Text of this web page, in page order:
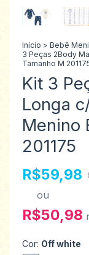
Início > Bebê
3 Peças 2Body
Tamanho M
Kit 3
Longa
Menino
201175
R$59,98
ou
R$50,98
Cor: Off white